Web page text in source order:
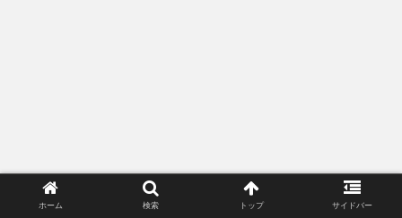
ホーム 検索 トップ サイドバー